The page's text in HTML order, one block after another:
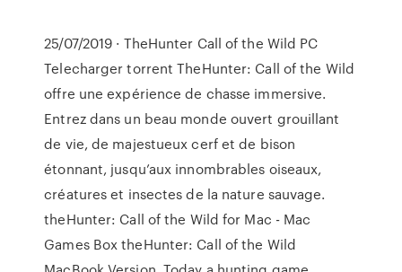
25/07/2019 · TheHunter Call of the Wild PC
Telecharger torrent TheHunter: Call of the Wild
offre une expérience de chasse immersive.
Entrez dans un beau monde ouvert grouillant
de vie, de majestueux cerf et de bison
étonnant, jusqu’aux innombrables oiseaux,
créatures et insectes de la nature sauvage.
theHunter: Call of the Wild for Mac - Mac
Games Box theHunter: Call of the Wild